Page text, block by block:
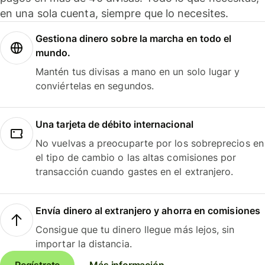
en una sola cuenta, siempre que lo necesites.
Gestiona dinero sobre la marcha en todo el
mundo.
Mantén tus divisas a mano en un solo lugar y
conviértelas en segundos.
Una tarjeta de débito internacional
No vuelvas a preocuparte por los sobreprecios en
el tipo de cambio o las altas comisiones por
transacción cuando gastes en el extranjero.
Envía dinero al extranjero y ahorra en comisiones
Consigue que tu dinero llegue más lejos, sin
importar la distancia.